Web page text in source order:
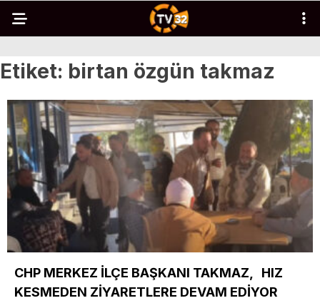
Etiket: birtan özgün takmaz
CHP MERKEZ İLÇE BAŞKANI TAKMAZ, HIZ
KESMEDEN ZİYARETLERE DEVAM EDİYOR